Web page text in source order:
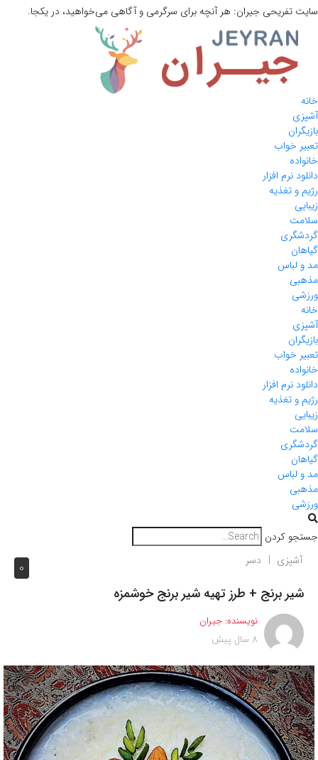
سایت تفریحی جیران: هر آنچه برای سرگرمی و آگاهی می‌خواهید، در یکجا.
خانه
آشپزی
بازیگران
تعبیر خواب
خانواده
دانلود نرم افزار
رژیم و تغذیه
زیبایی
سلامت
گردشگری
گیاهان
مد و لباس
مذهبی
ورزشی
خانه
آشپزی
بازیگران
تعبیر خواب
خانواده
دانلود نرم افزار
رژیم و تغذیه
زیبایی
سلامت
گردشگری
گیاهان
مد و لباس
مذهبی
ورزشی
جستجو کردن
0 آشپزی دسر
شیر برنج + طرز تهیه شیر برنج خوشمزه
نویسنده: جیران
8 سال پیش